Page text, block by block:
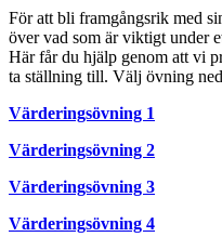
För att bli framgångsrik med
över vad som är viktigt under
Här får du hjälp genom att vi
ta ställning till. Välj övning
Värderingsövning 1
Värderingsövning 2
Värderingsövning 3
Värderingsövning 4